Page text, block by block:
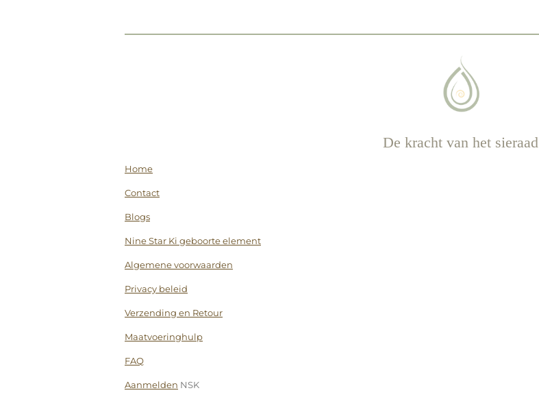
De kracht van het sieraad
Home
Contact
Blogs
Nine Star Ki geboorte element
Algemene voorwaarden
Privacy beleid
Verzending en Retour
Maatvoeringhulp
FAQ
Aanmelden NSK